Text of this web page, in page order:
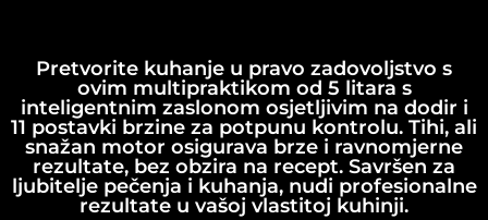
Pretvorite kuhanje u pravo zadovoljstvo s
ovim multipraktikom od 5 litara s
inteligentnim zaslonom osjetljivim na dodir i
11 postavki brzine za potpunu kontrolu. Tihi, ali
snažan motor osigurava brze i ravnomjerne
rezultate, bez obzira na recept. Savršen za
ljubitelje pečenja i kuhanja, nudi profesionalne
rezultate u vašoj vlastitoj kuhinji.